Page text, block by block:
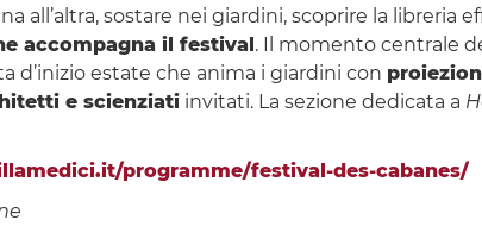
all’altra, sostare nei giardini, scoprire la libreria
accompagna il festival. Il momento centrale
d’inizio estate che anima i giardini con
e scienziatiinvitati. La sezione dedicata a
programme/festival-des-cabanes/